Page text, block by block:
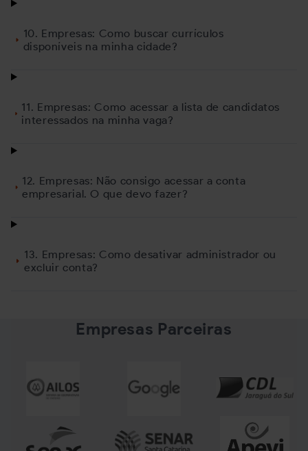
10. Empresas: Como buscar currículos
disponíveis na minha cidade?
11. Empresas: Como acessar a lista de candidatos
interessados na minha vaga?
12. Empresas: Não consigo acessar a conta
empresarial. O que devo fazer?
13. Empresas: Como desativar administrador ou
excluir conta?
Empresas Parceiras